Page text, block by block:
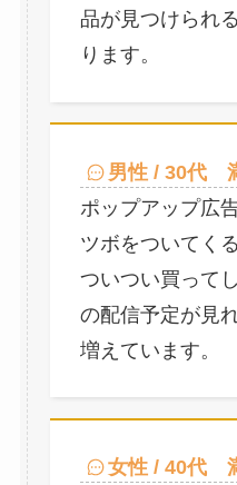
品が見つけられ
ります。
男性 / 30代
ポップアップ広
ツボをついてく
ついつい買って
の配信予定が見
増えています。
女性 / 40代